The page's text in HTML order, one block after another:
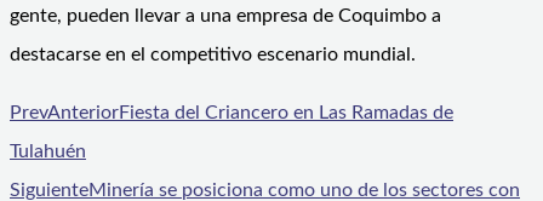
gente, pueden llevar a una empresa de Coquimbo a
destacarse en el competitivo escenario mundial.
PrevAnteriorFiesta del Criancero en Las Ramadas de
Tulahuén
SiguienteMinería se posiciona como uno de los sectores con